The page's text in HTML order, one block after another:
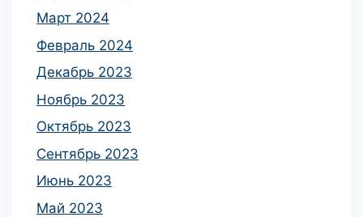
Март 2024
Февраль 2024
Декабрь 2023
Ноябрь 2023
Октябрь 2023
Сентябрь 2023
Июнь 2023
Май 2023